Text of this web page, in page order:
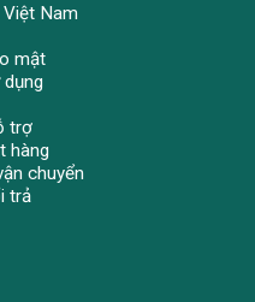
Nam
mật
trợ
hàng
chuyển
trả